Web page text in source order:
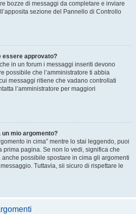
bozze di messaggi da completare e inviare
sezione del Pannello di Controllo
essere approvato?
in un forum i messaggi inseriti devono
possibile che l’amministratore ti abbia
messaggi ritiene che vadano controllati
l’amministratore per maggiori
mio argomento?
in cima” mentre lo stai leggendo, puoi
prima pagina. Se non lo vedi, significa che
possibile spostare in cima gli argomenti
Tuttavia, sii sicuro di rispettare le